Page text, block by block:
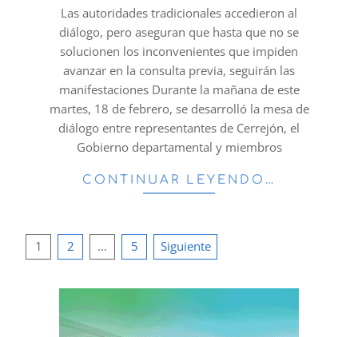
Las autoridades tradicionales accedieron al
diálogo, pero aseguran que hasta que no se
solucionen los inconvenientes que impiden
avanzar en la consulta previa, seguirán las
manifestaciones Durante la mañana de este
martes, 18 de febrero, se desarrolló la mesa de
diálogo entre representantes de Cerrejón, el
Gobierno departamental y miembros
CONTINUAR LEYENDO…
Paginación
entradas
1 2 … 5 Siguiente